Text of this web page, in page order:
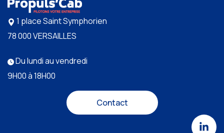
1 place Saint Symphorien
78 000 VERSAILLES
Du lundi au vendredi
9H00 à 18H00
Contact